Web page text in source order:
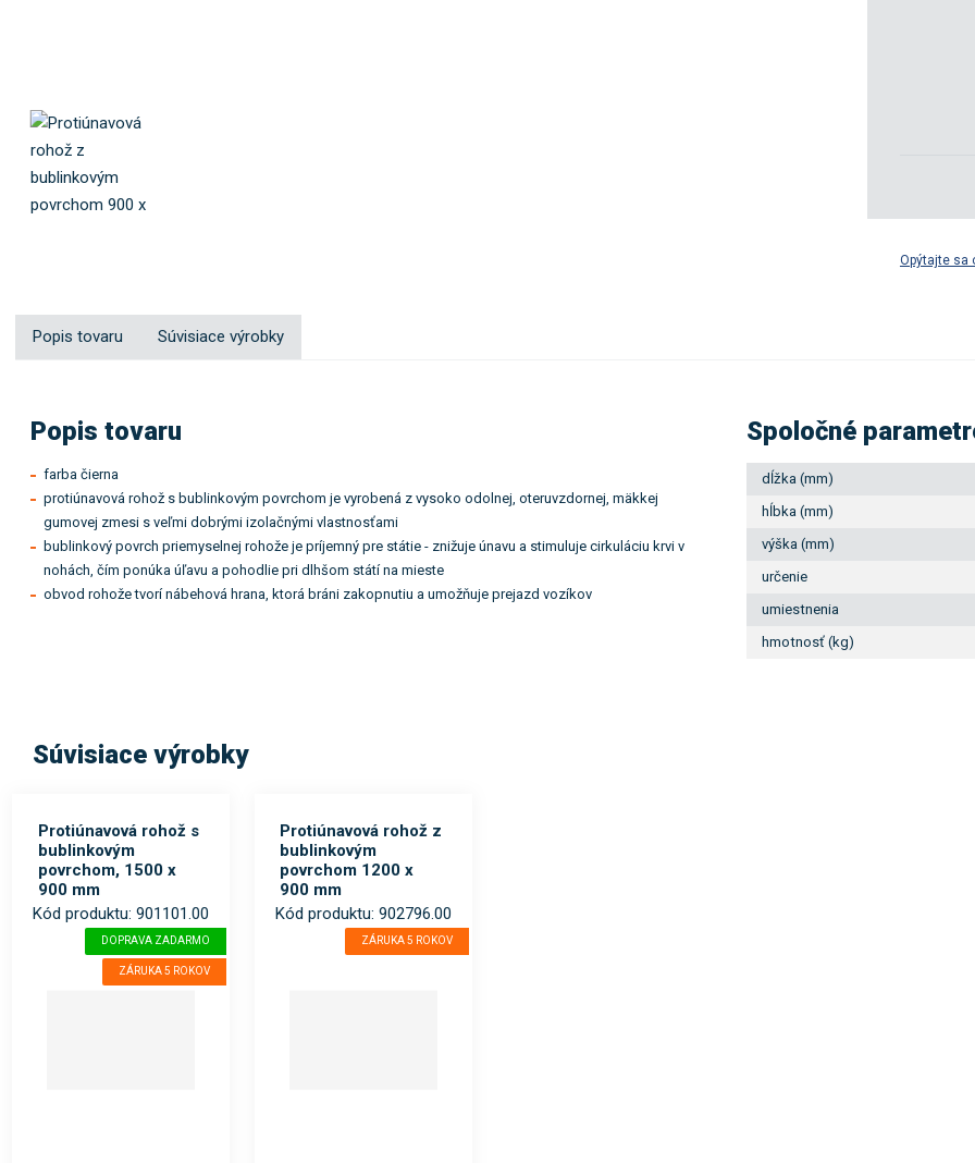
Opýtajte sa
Popis tovaru Súvisiace výrobky
Popis tovaru
farba čierna
protiúnavová rohož s bublinkovým povrchom je vyrobená z vysoko odolnej, oteruvzdornej, mäkkej
gumovej zmesi s veľmi dobrými izolačnými vlastnosťami
bublinkový povrch priemyselnej rohože je príjemný pre státie - znižuje únavu a stimuluje cirkuláciu krvi v
nohách, čím ponúka úľavu a pohodlie pri dlhšom státí na mieste
obvod rohože tvorí nábehová hrana, ktorá bráni zakopnutiu a umožňuje prejazd vozíkov
Spoločné
dĺžka (mm)
hĺbka (mm)
výška (mm)
určenie
umiestnenia
hmotnosť (kg)
Súvisiace výrobky
Protiúnavová rohož s
bublinkovým
povrchom, 1500 x
900 mm
Kód produktu: 901101.00
DOPRAVA ZADARMO
ZÁRUKA 5 ROKOV
Protiúnavová rohož z
bublinkovým
povrchom 1200 x
900 mm
Kód produktu: 902796.00
ZÁRUKA 5 ROKOV